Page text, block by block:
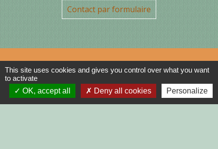
Contact par formulaire
Liens
This site uses cookies and gives you control over what you want
to activate
OK, accept all
Deny all cookies Personalize